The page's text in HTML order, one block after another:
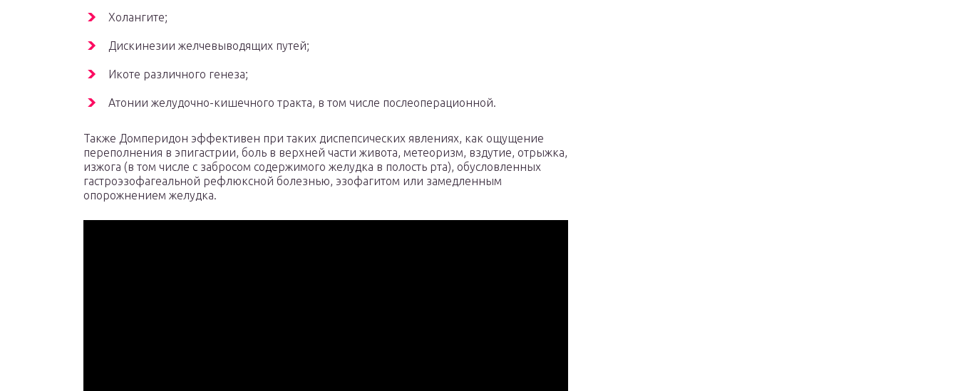
Холангите;
Дискинезии желчевыводящих путей;
Икоте различного генеза;
Атонии желудочно-кишечного тракта, в том числе послеоперационной.
Также Домперидон эффективен при таких диспепсических явлениях, как ощущение
переполнения в эпигастрии, боль в верхней части живота, метеоризм, вздутие, отрыжка,
изжога (в том числе с забросом содержимого желудка в полость рта), обусловленных
гастроэзофагеальной рефлюксной болезнью, эзофагитом или замедленным
опорожнением желудка.